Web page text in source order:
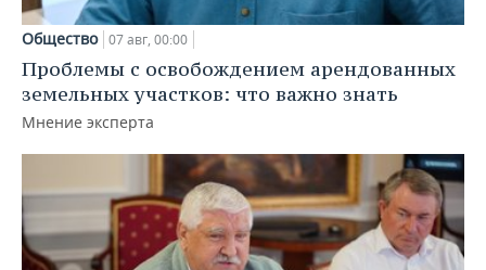
Общество 07 авг, 00:00
Проблемы с освобождением арендованных
земельных участков: что важно знать
Мнение эксперта